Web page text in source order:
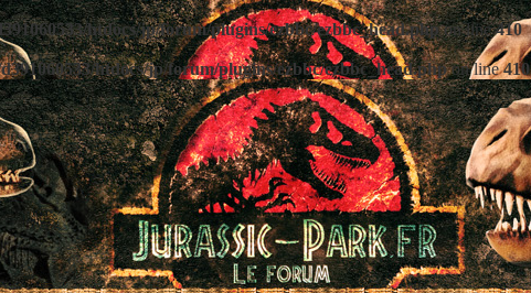
htdocs/jp/forum/plugins/ezbbc/ezbbc_head.phpon line410
d391060533/htdocs/jp/forum/plugins/ezbbc/ezbbc_head.phpon line410